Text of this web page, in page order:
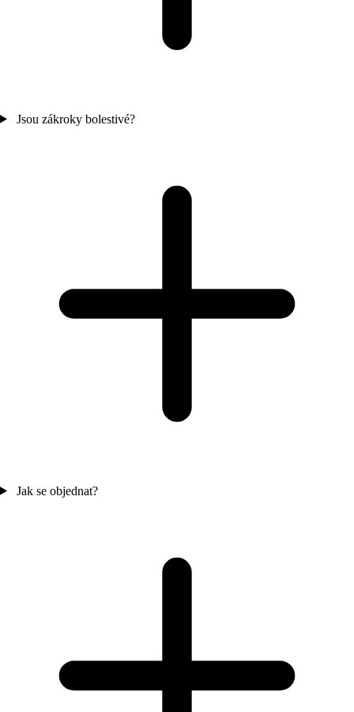
Jsou zákroky bolestivé?
Jak se objednat?